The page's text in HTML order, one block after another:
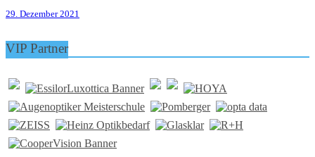
29. Dezember 2021
VIP Partner